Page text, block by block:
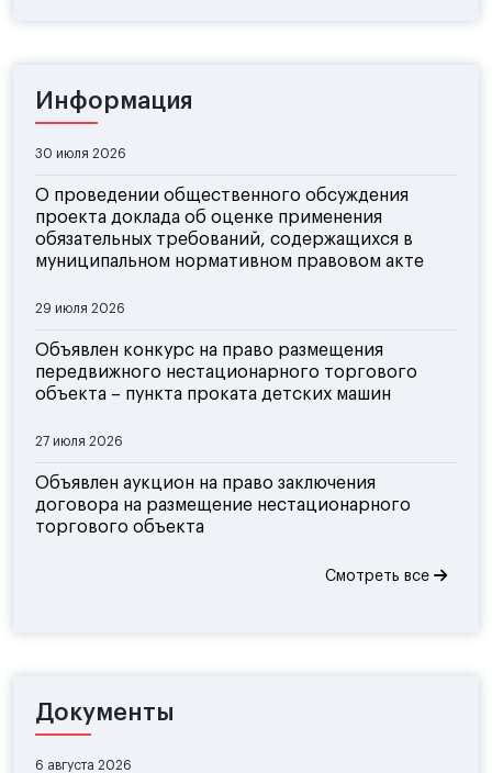
Информация
30 июля 2026
О проведении общественного обсуждения
проекта доклада об оценке применения
обязательных требований, содержащихся в
муниципальном нормативном правовом акте
29 июля 2026
Объявлен конкурс на право размещения
передвижного нестационарного торгового
объекта – пункта проката детских машин
27 июля 2026
Объявлен аукцион на право заключения
договора на размещение нестационарного
торгового объекта
Смотреть все
Документы
6 августа 2026